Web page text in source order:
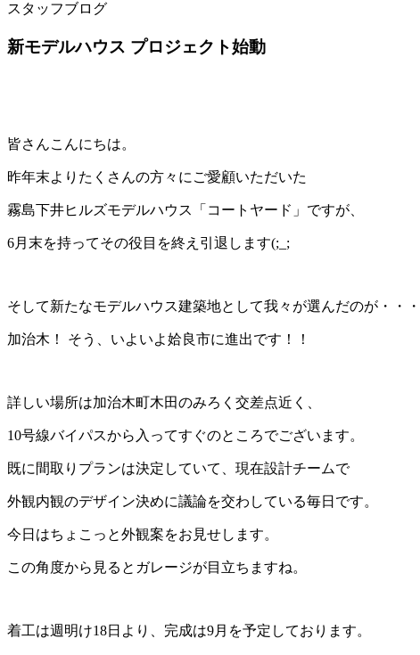
スタッフブログ
新モデルハウス プロジェクト始動
皆さんこんにちは。
昨年末よりたくさんの方々にご愛顧いただいた
霧島下井ヒルズモデルハウス「コートヤード」ですが、
6月末を持ってその役目を終え引退します(;_;
そして新たなモデルハウス建築地として我々が選んだのが・・・
加治木！ そう、いよいよ姶良市に進出です！！
詳しい場所は加治木町木田のみろく交差点近く、
10号線バイパスから入ってすぐのところでございます。
既に間取りプランは決定していて、現在設計チームで
外観内観のデザイン決めに議論を交わしている毎日です。
今日はちょこっと外観案をお見せします。
この角度から見るとガレージが目立ちますね。
着工は週明け18日より、完成は9月を予定しております。